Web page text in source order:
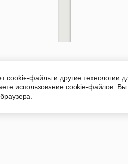
cookie-файлы и другие технологии
использование cookie-файлов.